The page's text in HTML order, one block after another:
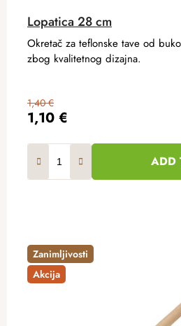
Lopatica 28 cm
1,10 €
1,40 €
ADD
Okretač za teflonske tave od
zbog kvalitetnog dizajna.
Zanimljivosti
Akcija